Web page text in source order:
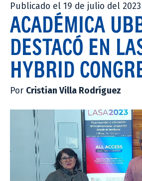
Publicado el 19 de julio del 2023
ACADÉMICA
DESTACÓ EN
HYBRID
Por Cristian Villa Rodríguez